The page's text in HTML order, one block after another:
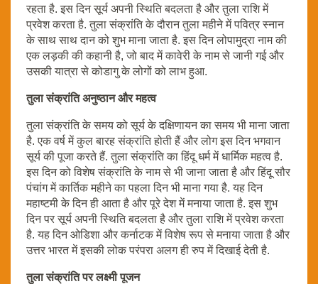
रहता है. इस दिन सूर्य अपनी स्थिति बदलता है और तुला राशि में
प्रवेश करता है. तुला संक्रांति के दौरान तुला महीने में पवित्र स्नान
के साथ साथ दान को शुभ माना जाता है. इस दिन लोपामुद्रा नाम की
एक लड़की की कहानी है, जो बाद में कावेरी के नाम से जानी गई और
उसकी यात्रा से कोडागु के लोगों को लाभ हुआ.
तुला संक्रांति अनुष्ठान और महत्व
तुला संक्रांति के समय को सूर्य के दक्षिणायन का समय भी माना जाता
है. एक वर्ष में कुल बारह संक्रांति होती हैं और लोग इस दिन भगवान
सूर्य की पूजा करते हैं. तुला संक्रांति का हिंदू धर्म में धार्मिक महत्व है.
इस दिन को विशेष संक्रांति के नाम से भी जाना जाता है और हिंदू सौर
पंचांग में कार्तिक महीने का पहला दिन भी माना गया है. यह दिन
महाष्टमी के दिन ही आता है और पूरे देश में मनाया जाता है. इस शुभ
दिन पर सूर्य अपनी स्थिति बदलता है और तुला राशि में प्रवेश करता
है. यह दिन ओडिशा और कर्नाटक में विशेष रूप से मनाया जाता है और
उत्तर भारत में इसकी लोक परंपरा अलग ही रुप में दिखाई देती है.
तुला संक्रांति पर लक्ष्मी पूजन